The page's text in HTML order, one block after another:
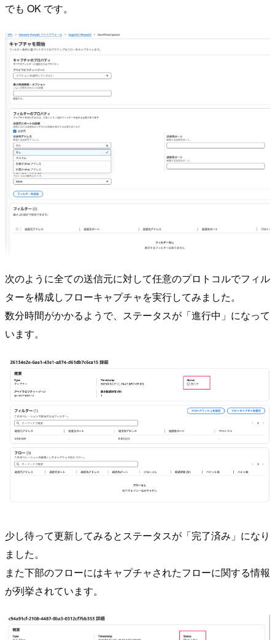
でも OK です。
次のように全ての送信元に対して任意のプロトコルでフィル
ターを構成しフローキャプチャを実行してみました。
数分時間がかかるようで、ステータスが「進行中」になって
います。
少し待って更新してみるとステータスが「完了済み」になり
ました。
また下部のフローにはキャプチャされたフローに関する情報
が列挙されています。